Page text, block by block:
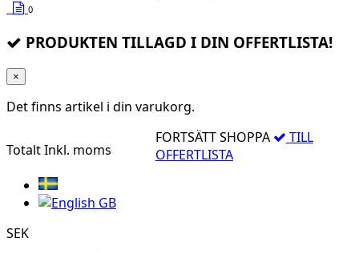
0
PRODUKTEN TILLAGD I DIN OFFERTLISTA!
×
Det finns artikel i din varukorg.
TotaltInkl. moms
FORTSÄTT SHOPPA
TILL
OFFERTLISTA
SEK